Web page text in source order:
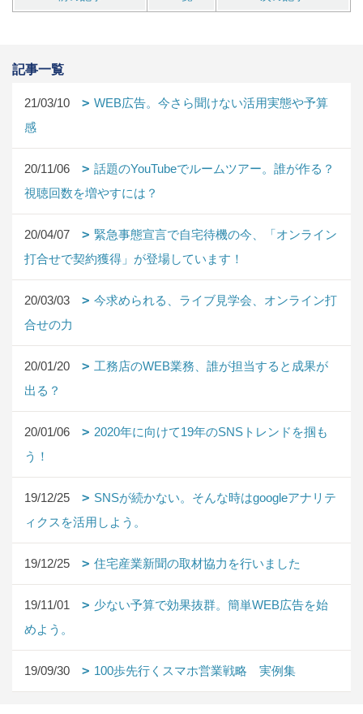
記事一覧
21/03/10
WEB広告。今さら聞けない活用実態や予算
感
20/11/06
話題のYouTubeでルームツアー。誰が作る？
視聴回数を増やすには？
20/04/07
緊急事態宣言で自宅待機の今、「オンライン
打合せで契約獲得」が登場しています！
20/03/03
今求められる、ライブ見学会、オンライン打
合せの力
20/01/20
工務店のWEB業務、誰が担当すると成果が
出る？
20/01/06
2020年に向けて19年のSNSトレンドを掴も
う！
19/12/25
SNSが続かない。そんな時はgoogleアナリテ
ィクスを活用しよう。
19/12/25 住宅産業新聞の取材協力を行いました
19/11/01
少ない予算で効果抜群。簡単WEB広告を始
めよう。
19/09/30 100歩先行くスマホ営業戦略 実例集